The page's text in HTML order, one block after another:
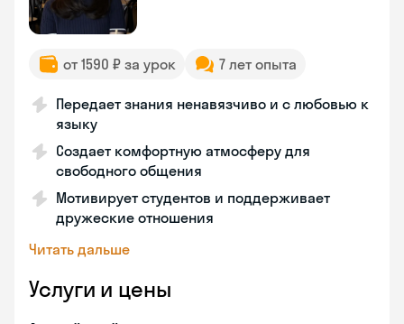
от 1590 ₽ за урок 7 лет опыта
Передает знания ненавязчиво и с любовью к
языку
Создает комфортную атмосферу для
свободного общения
Мотивирует студентов и поддерживает
дружеские отношения
Читать дальше
Услуги и цены